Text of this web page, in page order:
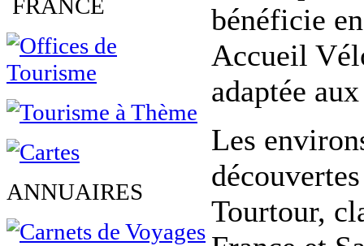
FRANCE
ANNUAIRES
bénéficie
Accueil
adaptée
Les
Tourtour,